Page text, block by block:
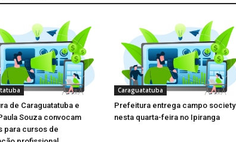
de Caraguatatuba e
Souza convocam
para cursos de
Caraguatatuba
Prefeitura entrega campo society
nesta quarta-feira no Ipiranga